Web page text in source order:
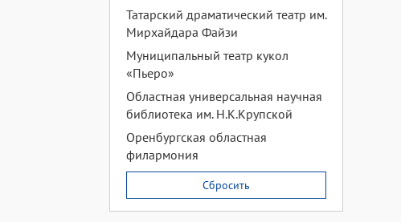
Татарский драматический театр им.
Мирхайдара Файзи
Муниципальный театр кукол
«Пьеро»
Областная универсальная научная
библиотека им. Н.К.Крупской
Оренбургская областная
филармония
Сбросить